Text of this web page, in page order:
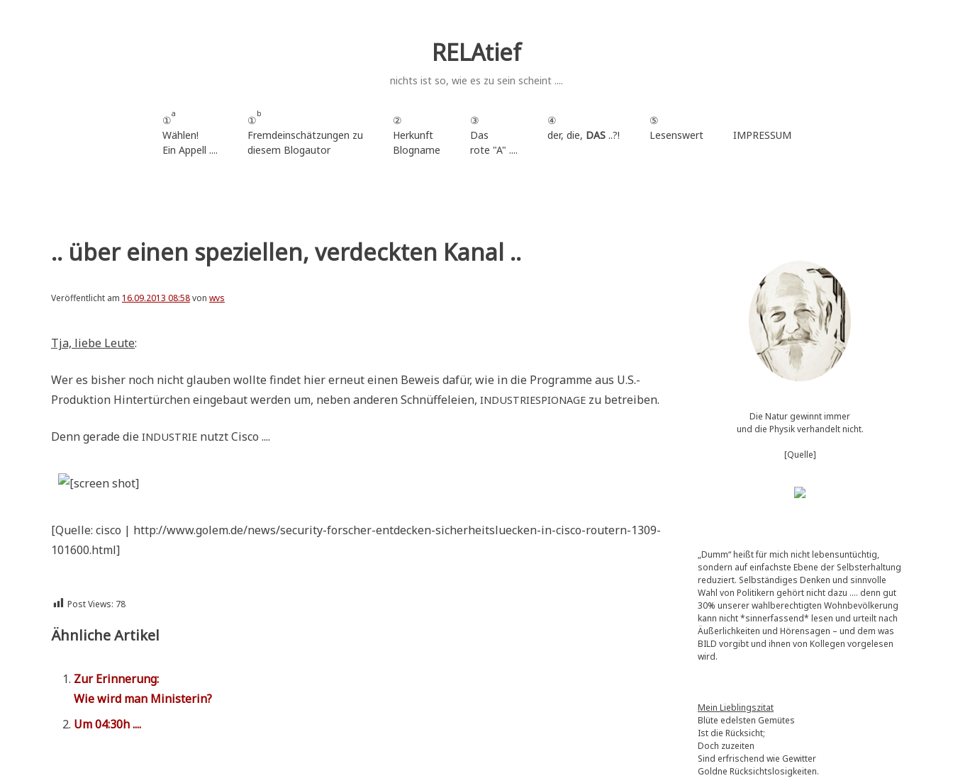
RELAtief
nichts ist so, wie es zu sein scheint ....
①
a
Wählen!
Ein Appell ....
①
b
Fremdeinschätzungen zu
diesem Blogautor
②
Herkunft
Blogname
③
Das
rote "A" ....
④
der, die, DAS..?!
⑤
Lesenswert
IMPRESSUM
.. über einen speziellen, verdeckten Kanal ..
Veröffentlicht am 16.09.2013 08:58von wvs
Tja, lie­be Leu­te:
Wer es bis­her noch nicht glau­ben woll­te fin­det hier erneut einen Beweis dafür, wie in die Pro­gram­me aus U.S.-
Produktion Hin­ter­tür­chen ein­ge­baut wer­den um, neben ande­ren Schnüf­fe­lei­en, INDUSTRIESPIONAGE zu betreiben.
Denn gera­de die INDUSTRIE nutzt Cis­co ....
[Quel­le: cis­co | http://www.golem.de/news/security-forscher-entdecken-sicherheitsluecken-in-cisco-routern-1309-
101600.html]
Post Views: 78
Ähnliche Artikel
Zur Erin­ne­rung:
Wie wird man Ministerin?
Um 04:30h ....
Die Natur gewinnt immer
und die Physik verhandelt nicht.
[Quelle]
„Dumm“ heißt für mich nicht lebensuntüchtig,
sondern auf einfachste Ebene der Selbsterhaltung
reduziert. Selbständiges Denken und sinnvolle
Wahl von Politikern gehört nicht dazu …. denn gut
30% unserer wahlberechtigten Wohnbevölkerung
kann nicht *sinnerfassend* lesen und urteilt nach
Äußerlichkeiten und Hörensagen – und dem was
BILD vorgibt und ihnen von Kollegen vorgelesen
wird.
Mein Lieblingszitat
Blüte edelsten Gemütes
Ist die Rücksicht;
Doch zuzeiten
Sind erfrischend wie Gewitter
Goldne Rücksichtslosigkeiten.